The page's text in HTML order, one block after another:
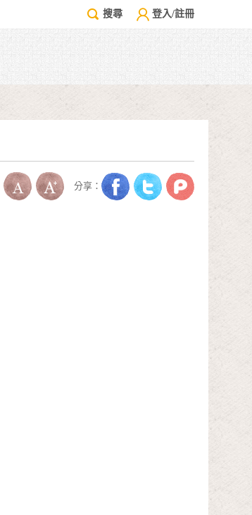
搜尋 登入/註冊
分享：